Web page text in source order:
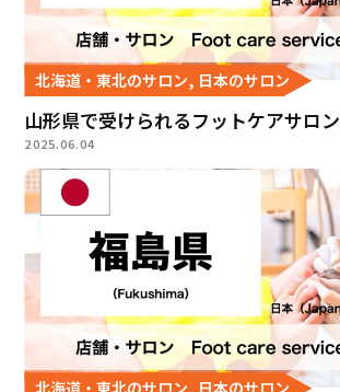
北海道・東北のサロン, 日本のサロン
山形県で受けられるフットケアサロン
2025.06.04